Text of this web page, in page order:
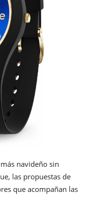
navideño sin
las propuestas de
que acompañan las